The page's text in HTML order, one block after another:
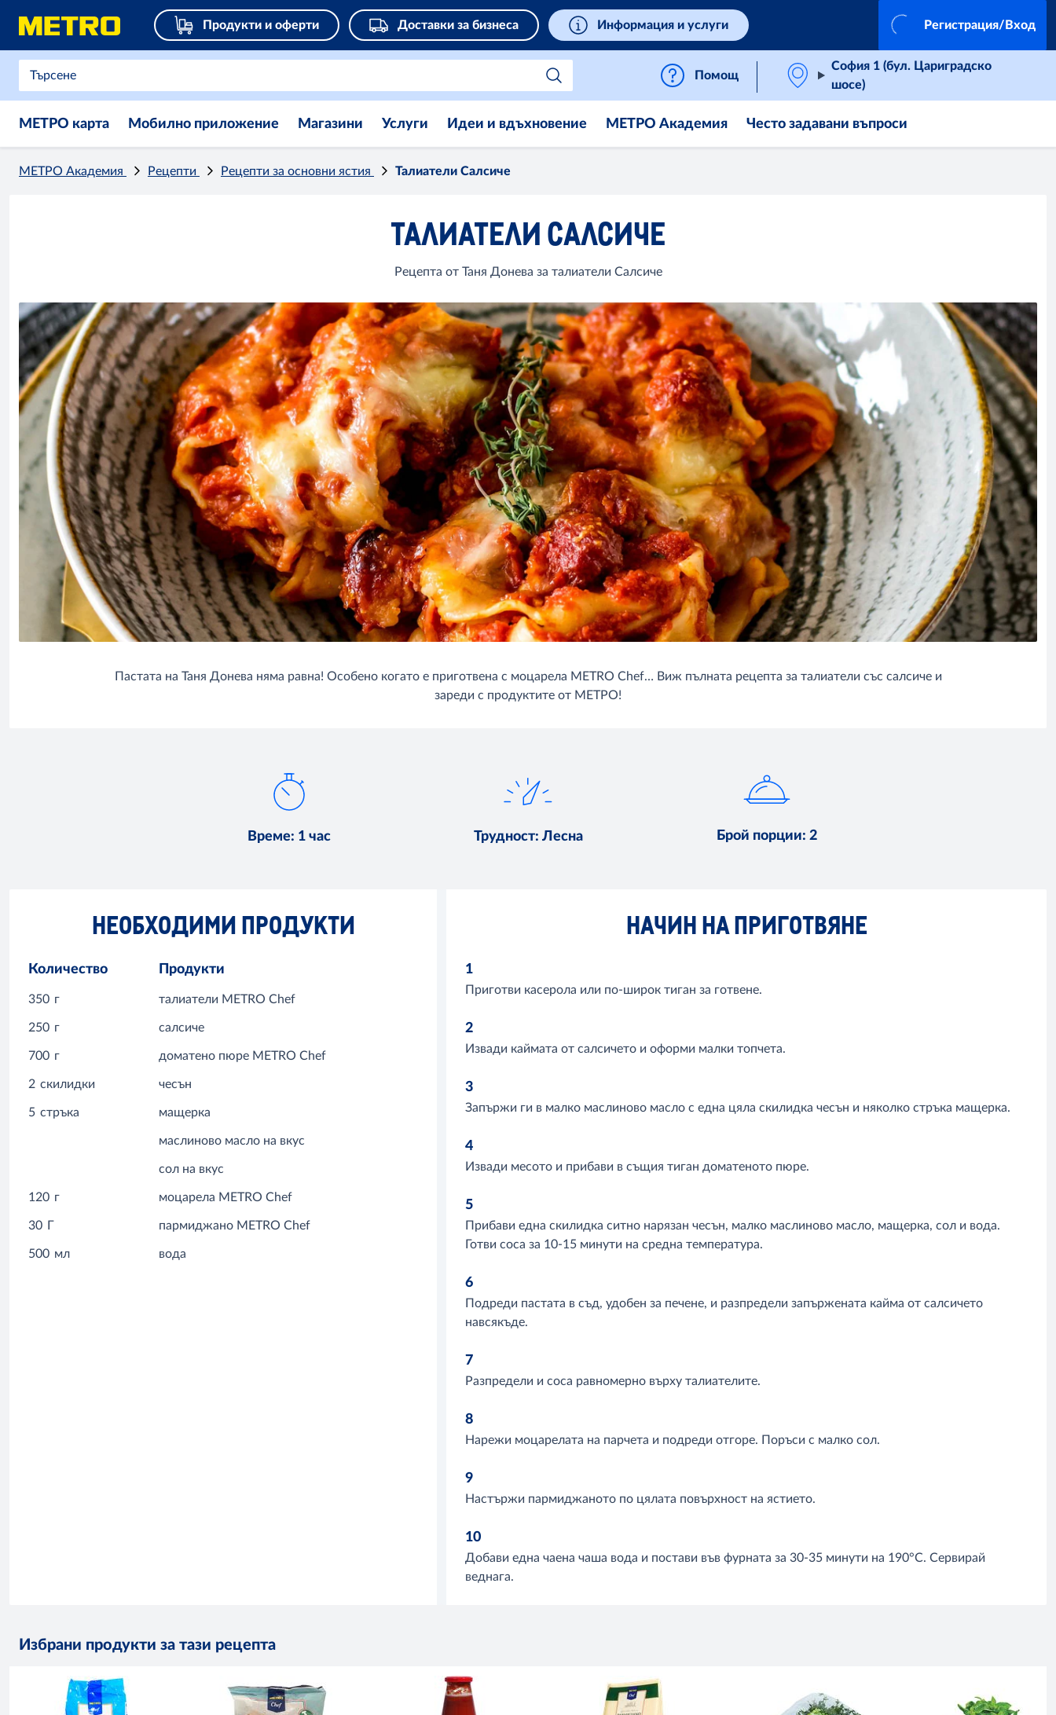
Продукти и оферти Доставки за бизнеса Информация и услуги Регистрация/Вход
Помощ
София 1 (бул. Цариградско
шосе)
МЕТРО карта Мобилно приложение Магазини Услуги Идеи и вдъхновение МЕТРО Академия Често задавани въпроси
МЕТРО Академия Рецепти Рецепти за основни ястия Талиатели Салсиче
ТАЛИАТЕЛИ САЛСИЧЕ
Рецепта от Таня Донева за талиатели Салсиче
Пастата на Таня Донева няма равна! Особено когато е приготвена с моцарела METRO Chef… Виж пълната рецепта за талиатели със салсиче и
зареди с продуктите от МЕТРО!
Време: 1 час Трудност: Лесна Брой порции: 2
НЕОБХОДИМИ ПРОДУКТИ
Количество Продукти
350 г талиатели METRO Chef
250 г салсиче
700 г доматено пюре METRO Chef
2 скилидки чесън
5 стръка мащерка
маслиново масло на вкус
сол на вкус
120 г моцарела METRO Chef
30 Г пармиджано METRO Chef
500 мл вода
НАЧИН НА ПРИГОТВЯНЕ
1
Приготви касерола или по-широк тиган за готвене.
2
Извади каймата от салсичето и оформи малки топчета.
3
Запържи ги в малко маслиново масло с една цяла скилидка чесън и няколко стръка мащерка.
4
Извади месото и прибави в същия тиган доматеното пюре.
5
Прибави една скилидка ситно нарязан чесън, малко маслиново масло, мащерка, сол и вода.
Готви соса за 10-15 минути на средна температура.
6
Подреди пастата в съд, удобен за печене, и разпредели запържената кайма от салсичето
навсякъде.
7
Разпредели и соса равномерно върху талиателите.
8
Нарежи моцарелата на парчета и подреди отгоре. Поръси с малко сол.
9
Настържи пармиджаното по цялата повърхност на ястието.
10
Добави една чаена чаша вода и постави във фурната за 30-35 минути на 190°С. Сервирай
веднага.
Избрани продукти за тази рецепта